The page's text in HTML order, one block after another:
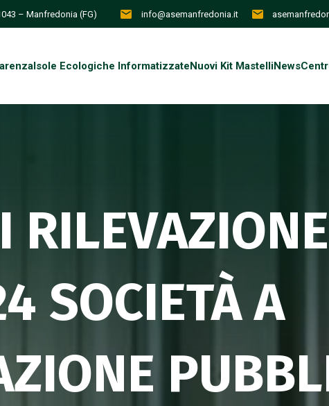
– Manfredonia (FG) info@asemanfredonia.it
Isole Ecologiche InformatizzateNuovi Kit MastelliNews
SOCIETÀ A